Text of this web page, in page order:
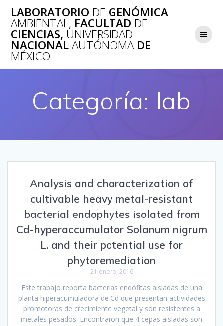
al
contenido
LABORATORIO DE GENÓMICA
AMBIENTAL, FACULTAD DE
CIENCIAS, UNIVERSIDAD
NACIONALAUTÓNOMADE
MÉXICO
Categoría: lab
Analysis and characterization of
cultivable heavy metal-resistant
bacterial endophytes isolated from
Cd-hyperaccumulator Solanum nigrum
L. and their potential use for
phytoremediation
21 enero, 2016
Este trabajo reporta bacterias endófitas aisladas de una
planta hiperacumuladora de Cd que presentan actividades
promotoras de crecimiento vegetal y son resistentes a
metales pesados. Encontraron que 4 cepas aisladas son